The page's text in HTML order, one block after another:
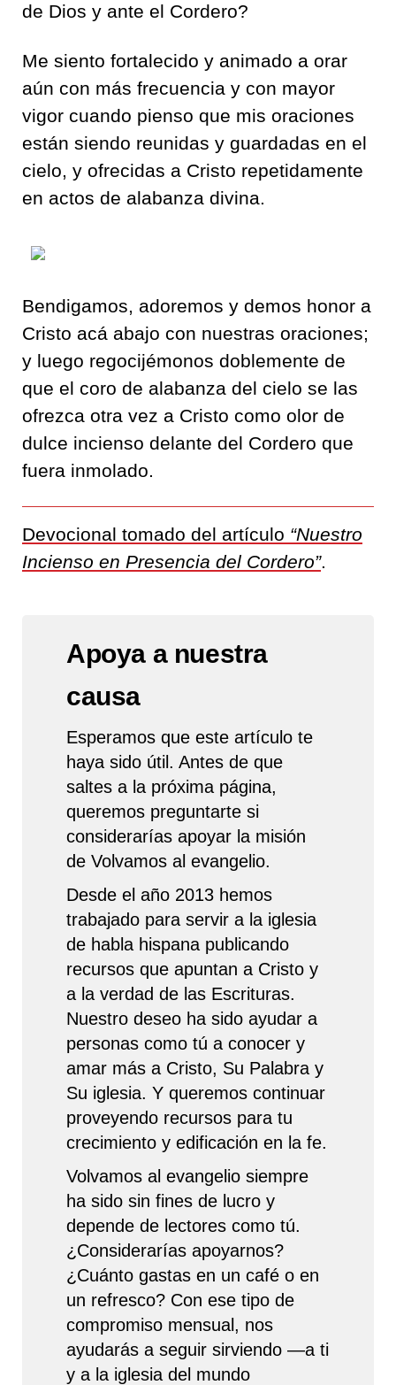
de Dios y ante el Cordero?
Me siento fortalecido y animado a orar
aún con más frecuencia y con mayor
vigor cuando pienso que mis oraciones
están siendo reunidas y guardadas en el
cielo, y ofrecidas a Cristo repetidamente
en actos de alabanza divina.
Bendigamos, adoremos y demos honor a
Cristo acá abajo con nuestras oraciones;
y luego regocijémonos doblemente de
que el coro de alabanza del cielo se las
ofrezca otra vez a Cristo como olor de
dulce incienso delante del Cordero que
fuera inmolado.
Devocional tomado del artículo “Nuestro
Incienso en Presencia del Cordero”.
Apoya a nuestra
causa
Esperamos que este artículo te
haya sido útil. Antes de que
saltes a la próxima página,
queremos preguntarte si
considerarías apoyar la misión
de Volvamos al evangelio.
Desde el año 2013 hemos
trabajado para servir a la iglesia
de habla hispana publicando
recursos que apuntan a Cristo y
a la verdad de las Escrituras.
Nuestro deseo ha sido ayudar a
personas como tú a conocer y
amar más a Cristo, Su Palabra y
Su iglesia. Y queremos continuar
proveyendo recursos para tu
crecimiento y edificación en la fe.
Volvamos al evangelio siempre
ha sido sin fines de lucro y
depende de lectores como tú.
¿Considerarías apoyarnos?
¿Cuánto gastas en un café o en
un refresco? Con ese tipo de
compromiso mensual, nos
ayudarás a seguir sirviendo —a ti
y a la iglesia del mundo